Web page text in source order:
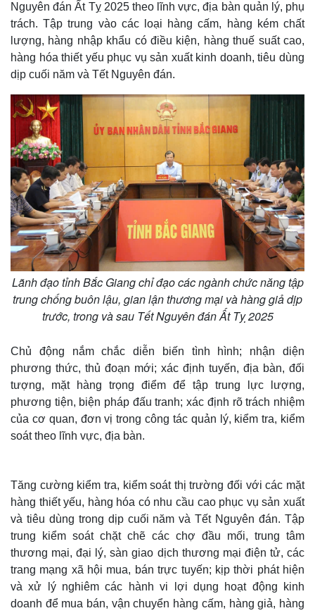
Nguyên đán Ất Tỵ 2025 theo lĩnh vực, địa bàn quản lý, phụ
trách. Tập trung vào các loại hàng cấm, hàng kém chất
lượng, hàng nhập khẩu có điều kiện, hàng thuế suất cao,
hàng hóa thiết yếu phục vụ sản xuất kinh doanh, tiêu dùng
dịp cuối năm và Tết Nguyên đán.
Lãnh đạo tỉnh Bắc Giang chỉ đạo các ngành chức năng tập
trung chống buôn lậu, gian lận thương mại và hàng giả dịp
trước, trong và sau Tết Nguyên đán Ất Tỵ 2025
Chủ động nắm chắc diễn biến tình hình; nhận diện
phương thức, thủ đoạn mới; xác định tuyến, địa bàn, đối
tượng, mặt hàng trọng điểm để tập trung lực lượng,
phương tiện, biện pháp đấu tranh; xác định rõ trách nhiệm
của cơ quan, đơn vị trong công tác quản lý, kiểm tra, kiểm
soát theo lĩnh vực, địa bàn.
Tăng cường kiểm tra, kiểm soát thị trường đối với các mặt
hàng thiết yếu, hàng hóa có nhu cầu cao phục vụ sản xuất
và tiêu dùng trong dịp cuối năm và Tết Nguyên đán. Tập
trung kiểm soát chặt chẽ các chợ đầu mối, trung tâm
thương mại, đại lý, sàn giao dịch thương mại điện tử, các
trang mạng xã hội mua, bán trực tuyến; kịp thời phát hiện
và xử lý nghiêm các hành vi lợi dụng hoạt động kinh
doanh để mua bán, vận chuyển hàng cấm, hàng giả, hàng